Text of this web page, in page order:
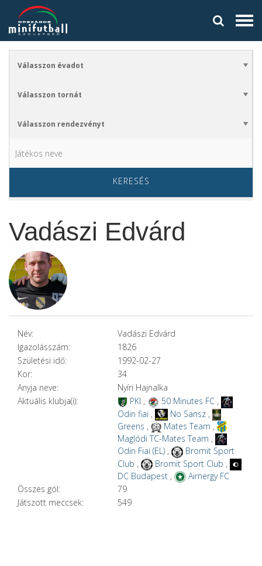
KERESÉS
Vadászi Edvárd
Név:
Vadászi Edvárd
Igazolásszám:
1826
Születési idő:
1992-02-27
Kor:
34
Anyja neve:
Nyíri Hajnalka
Aktuális klubja(i):
PKI , 50 Minutes FC ,
Odin fiai , No Sansz ,
Greens , Mates Team ,
Maglódi TC-Mates Team ,
Odin Fiai (EL),
Bromit Sport
Club , Bromit Sport Club ,
DC Budapest,
Airnergy FC
Összes gól:
79
Játszott meccsek:
549